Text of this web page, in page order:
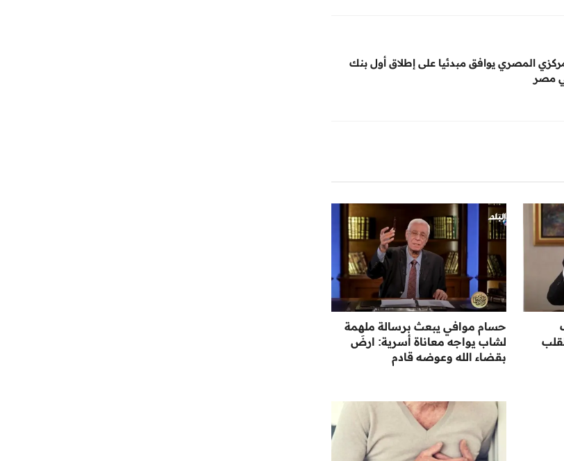
المصري يوافق مبدئيا على إطلاق أول بنك
مصر
حسام موافي يبعث برسالة ملهمة
لشاب يواجه معاناة أسرية: ارضَ
بقضاء الله وعوضه قادم